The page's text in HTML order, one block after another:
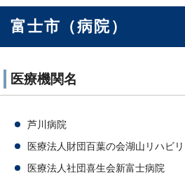
富士市（病院）
医療機関名
芦川病院
医療法人財団百葉の会湖山リハビ
医療法人社団喜生会新富士病院